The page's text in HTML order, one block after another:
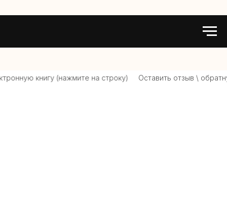
книгу (нажмите на строку) Оставить отзыв \